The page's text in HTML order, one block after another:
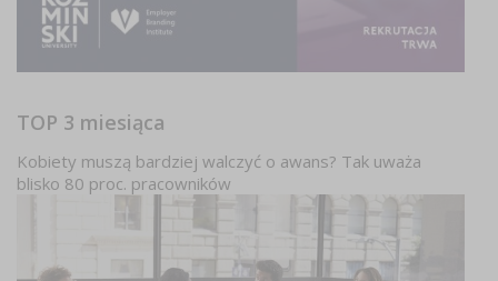
TOP 3 miesiąca
Kobiety muszą bardziej walczyć o awans? Tak uważa
blisko 80 proc. pracowników